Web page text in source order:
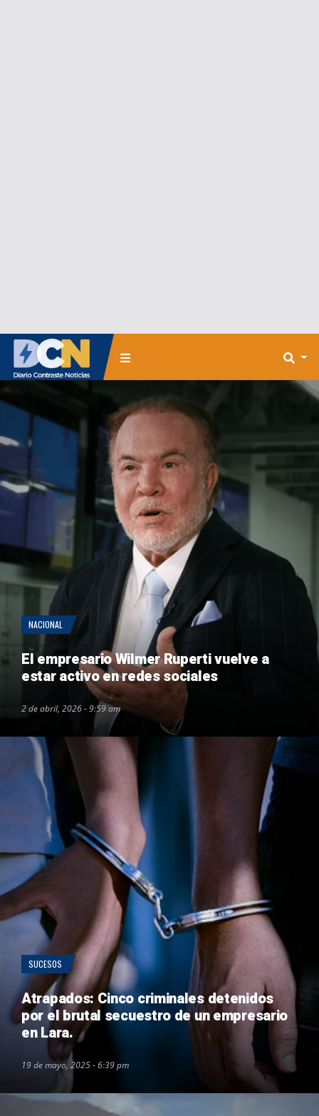
NACIONAL
El empresario Wilmer Ruperti vuelve a
estar activo en redes sociales
2 de abril, 2026 - 9:59 am
SUCESOS
Atrapados: Cinco criminales detenidos
por el brutal secuestro de un empresario
en Lara.
19 de mayo, 2025 - 6:39 pm